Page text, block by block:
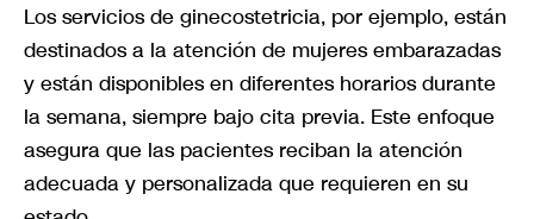
Los servicios de ginecostetricia, por ejemplo, están
destinados a la atención de mujeres embarazadas
y están disponibles en diferentes horarios durante
la semana, siempre bajo cita previa. Este enfoque
asegura que las pacientes reciban la atención
adecuada y personalizada que requieren en su